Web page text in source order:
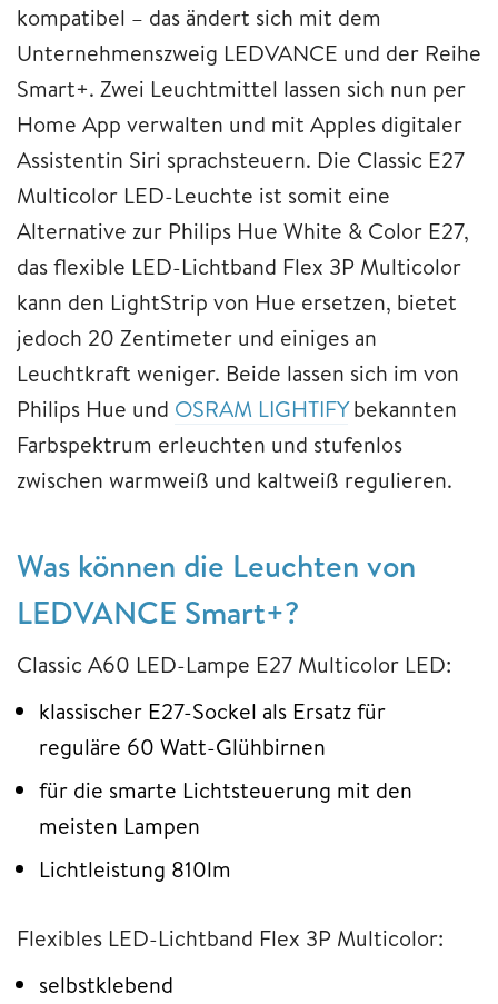
kompatibel – das ändert sich mit dem
Unternehmenszweig LEDVANCE und der Reihe
Smart+. Zwei Leuchtmittel lassen sich nun per
Home App verwalten und mit Apples digitaler
Assistentin Siri sprachsteuern. Die Classic E27
Multicolor LED-Leuchte ist somit eine
Alternative zur Philips Hue White & Color E27,
das flexible LED-Lichtband Flex 3P Multicolor
kann den LightStrip von Hue ersetzen, bietet
jedoch 20 Zentimeter und einiges an
Leuchtkraft weniger. Beide lassen sich im von
Philips Hue und OSRAM LIGHTIFYbekannten
Farbspektrum erleuchten und stufenlos
zwischen warmweiß und kaltweiß regulieren.
Was können die Leuchten von
LEDVANCE Smart+?
Classic A60 LED-Lampe E27 Multicolor LED:
klassischer E27-Sockel als Ersatz für
reguläre 60 Watt-Glühbirnen
für die smarte Lichtsteuerung mit den
meisten Lampen
Lichtleistung 810lm
Flexibles LED-Lichtband Flex 3P Multicolor:
selbstklebend